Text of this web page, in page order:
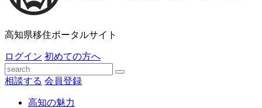
高知県移住ポータルサイト
ログイン 初めての方へ
相談する 会員登録
高知の魅力